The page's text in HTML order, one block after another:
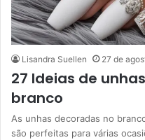
Lisandra Suellen 27 de
27 Ideias de
branco
As unhas decoradas no
são perfeitas para várias